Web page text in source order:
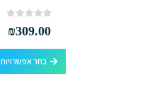
₪309.00
בחר אפשרויות